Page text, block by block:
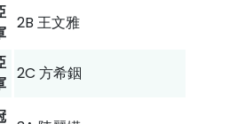
2B 王文雅
2C 方希銦